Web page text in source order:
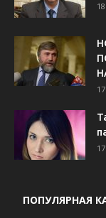
ПОПУЛЯРНАЯ